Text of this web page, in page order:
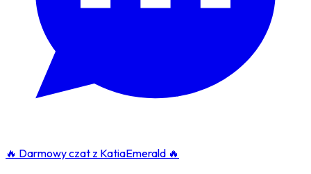
🔥 Darmowy czat z KatiaEmerald 🔥